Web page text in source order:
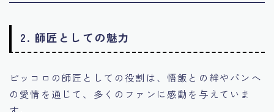
2. 師匠としての魅力
ピッコロの師匠としての役割は、悟飯との絆やパンへ
の愛情を通じて、多くのファンに感動を与えていま